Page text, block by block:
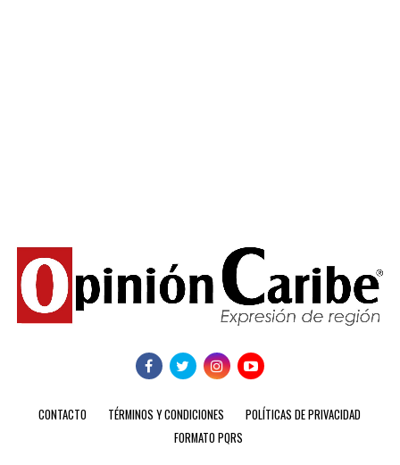
CONTACTO TÉRMINOS Y CONDICIONES
POLÍTICAS DE PRIVACIDAD
FORMATO PQRS